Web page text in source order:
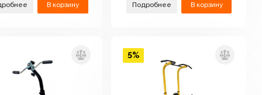
В корзину Подробнее В корзину
5%